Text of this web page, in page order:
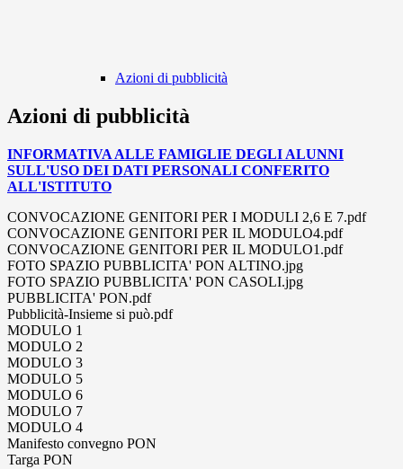
Azioni di pubblicità
Azioni di pubblicità
INFORMATIVA ALLE FAMIGLIE DEGLI ALUNNI
SULL'USO DEI DATI PERSONALI CONFERITO
ALL'ISTITUTO
CONVOCAZIONE GENITORI PER I MODULI 2,6 E 7.pdf
CONVOCAZIONE GENITORI PER IL MODULO4.pdf
CONVOCAZIONE GENITORI PER IL MODULO1.pdf
FOTO SPAZIO PUBBLICITA' PON ALTINO.jpg
FOTO SPAZIO PUBBLICITA' PON CASOLI.jpg
PUBBLICITA' PON.pdf
Pubblicità-Insieme si può.pdf
MODULO 1
MODULO 2
MODULO 3
MODULO 5
MODULO 6
MODULO 7
MODULO 4
Manifesto convegno PON
Targa PON